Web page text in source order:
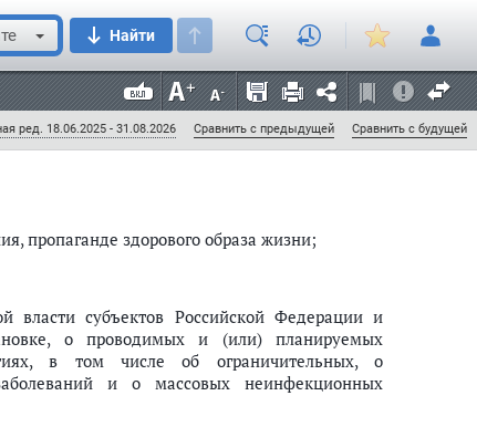
Найти
ред. 18.06.2025 - 31.08.2026 Сравнить с предыдущей Сравнить с будущей
населения за счет собственных
Российской Федерации" исключить;
пропаганде здорового образа жизни;
власти субъектов Российской Федерации и
о проводимых и (или) планируемых
в том числе об ограничительных, о
и о массовых неинфекционных